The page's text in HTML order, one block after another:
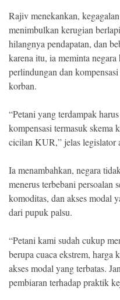
Rajiv menekankan,
menimbulkan kerugian
hilangnya pendapatan, dan
karena itu, ia meminta
perlindungan dan
korban.
“Petani yang terdampak
kompensasi termasuk skema
cicilan KUR,” jelas legislator
Ia menambahkan, negara
menerus terbebani persoalan
komoditas, dan akses modal
dari pupuk palsu.
“Petani kami sudah cukup
berupa cuaca ekstrem,
akses modal yang terbatas.
pembiaran terhadap praktik